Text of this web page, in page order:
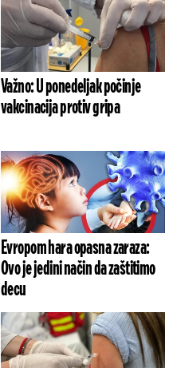
Važno: U ponedeljak počinje
vakcinacija protiv gripa
Evropom hara opasna zaraza:
Ovo je jedini način da zaštitimo
decu